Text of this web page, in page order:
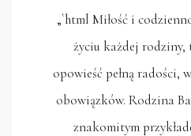
„`html Miłość i
życiu każdej
opowieść pełną radości,
obowiązków. Rodzina
znakomitym